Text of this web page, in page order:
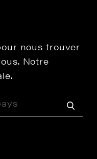
nous trouver
Notre